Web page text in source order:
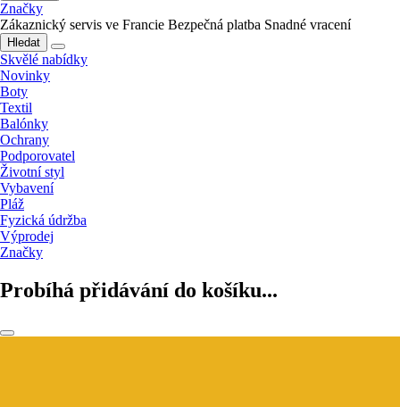
Značky
Zákaznický servis ve Francie Bezpečná platba Snadné vracení
Hledat
Skvělé nabídky
Novinky
Boty
Textil
Balónky
Ochrany
Podporovatel
Životní styl
Vybavení
Pláž
Fyzická údržba
Výprodej
Značky
Probíhá přidávání do košíku...